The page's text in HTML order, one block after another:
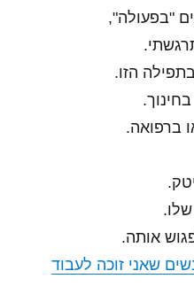
"בפעולה",
הזו.
ברפואה.
אותה.
שאני זוכה לעבוד